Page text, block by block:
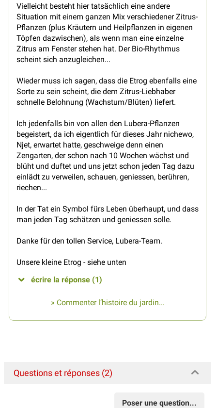
Vielleicht besteht hier tatsächlich eine andere
Situation mit einem ganzen Mix verschiedener Zitrus-
Pflanzen (plus Kräutern und Heilpflanzen in eigenen
Töpfen dazwischen), als wenn man eine einzelne
Zitrus am Fenster stehen hat. Der Bio-Rhythmus
scheint sich anzugleichen...
Wieder muss ich sagen, dass die Etrog ebenfalls eine
Sorte zu sein scheint, die dem Zitrus-Liebhaber
schnelle Belohnung (Wachstum/Blüten) liefert.
Ich jedenfalls bin von allen den Lubera-Pflanzen
begeistert, da ich eigentlich für dieses Jahr nichewo,
Njet, erwartet hatte, geschweige denn einen
Zengarten, der schon nach 10 Wochen wächst und
blüht und duftet und uns jetzt schon jeden Tag dazu
einlädt zu verweilen, schauen, geniessen, berühren,
riechen...
In der Tat ein Symbol fürs Leben überhaupt, und dass
man jeden Tag schätzen und geniessen solle.
Danke für den tollen Service, Lubera-Team.
Unsere kleine Etrog - siehe unten
écrire la réponse (1)
» Commenter l’histoire du jardin...
Questions et réponses (2)
Poser une question...